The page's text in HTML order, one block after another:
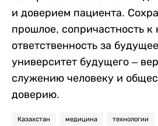
и доверием пациента.
прошлое, сопричастность к
ответственность за
университет будущего –
служению человеку и
доверию.
Казахстан медицина технологии